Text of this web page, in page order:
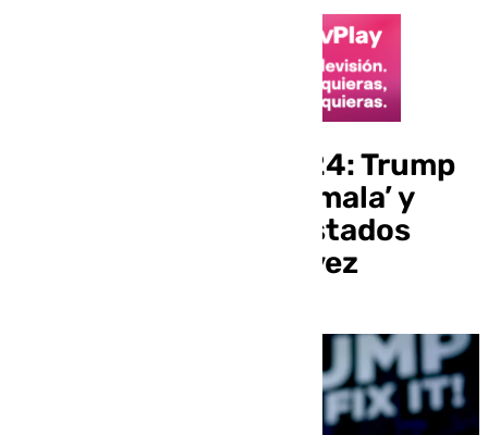
Elecciones EEUU 2024: Trump
bloquea el ‘efecto Kamala’ y
será presidente de Estados
Unidos por segunda vez